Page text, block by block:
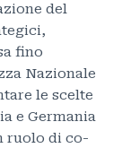
del
fino
Nazionale
le scelte
e Germania
ruolo di co-